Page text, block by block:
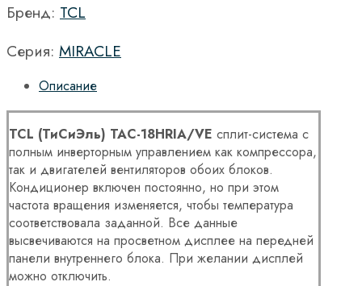
Бренд: TCL
Серия: MIRACLE
Описание
TCL (ТиСиЭль) TAC-18HRIA/VE сплит-система с
полным инверторным управлением как компрессора,
так и двигателей вентиляторов обоих блоков.
Кондиционер включен постоянно, но при этом
частота вращения изменяется, чтобы температура
соответствовала заданной. Все данные
высвечиваются на просветном дисплее на передней
панели внутреннего блока. При желании дисплей
можно отключить.